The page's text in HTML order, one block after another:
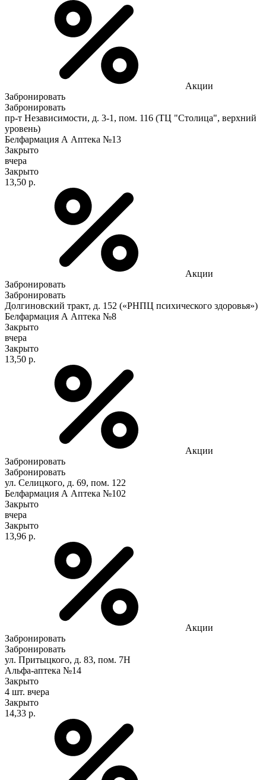
Акции
Забронировать
Забронировать
пр-т Независимости, д. 3-1, пом. 116 (ТЦ "Столица", верхний
уровень)
Белфармация А Аптека №13
Закрыто
вчера
Закрыто
13,50 р.
Акции
Забронировать
Забронировать
Долгиновский тракт, д. 152 («РНПЦ психического здоровья»)
Белфармация А Аптека №8
Закрыто
вчера
Закрыто
13,50 р.
Акции
Забронировать
Забронировать
ул. Селицкого, д. 69, пом. 122
Белфармация А Аптека №102
Закрыто
вчера
Закрыто
13,96 р.
Акции
Забронировать
Забронировать
ул. Притыцкого, д. 83, пом. 7Н
Альфа-аптека №14
Закрыто
4 шт. вчера
Закрыто
14,33 р.